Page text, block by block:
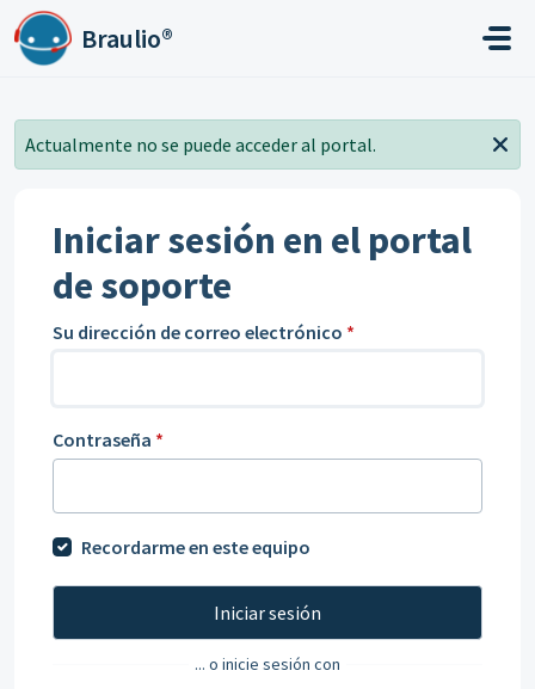
Ir al contenido principal
Braulio®
Actualmente no se puede acceder al portal.
Iniciar sesión en el portal
de soporte
Su dirección de correo electrónico *
Contraseña *
Recordarme en este equipo
Iniciar sesión
... o inicie sesión con